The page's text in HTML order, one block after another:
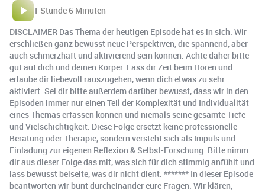
1 Stunde 6 Minuten
DISCLAIMER Das Thema der heutigen Episode hat es in sich. Wir
erschließen ganz bewusst neue Perspektiven, die spannend, aber
auch schmerzhaft und aktivierend sein können. Achte daher bitte
gut auf dich und deinen Körper. Lass dir Zeit beim Hören und
erlaube dir liebevoll rauszugehen, wenn dich etwas zu sehr
aktiviert. Sei dir bitte außerdem darüber bewusst, dass wir in den
Episoden immer nur einen Teil der Komplexität und Individualität
eines Themas erfassen können und niemals seine gesamte Tiefe
und Vielschichtigkeit. Diese Folge ersetzt keine professionelle
Beratung oder Therapie, sondern versteht sich als Impuls und
Einladung zur eigenen Reflexion & Selbst-Forschung. Bitte nimm
dir aus dieser Folge das mit, was sich für dich stimmig anfühlt und
lass bewusst beiseite, was dir nicht dient. ******* In dieser Episode
beantworten wir bunt durcheinander eure Fragen. Wir klären,